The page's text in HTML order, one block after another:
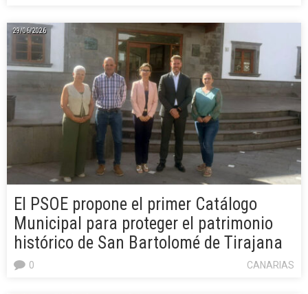
29/06/2026
El PSOE propone el primer Catálogo
Municipal para proteger el patrimonio
histórico de San Bartolomé de Tirajana
CANARIAS
0